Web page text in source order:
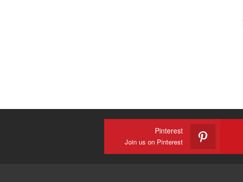
Pinterest
Join us on Pinterest